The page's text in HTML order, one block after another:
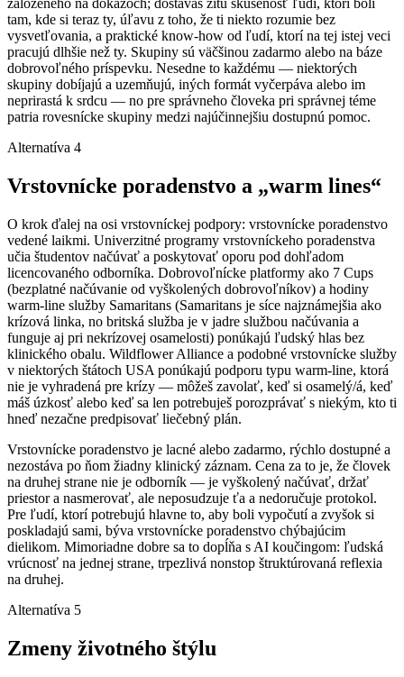
založeného na dôkazoch; dostávaš žitú skúsenosť ľudí, ktorí boli
tam, kde si teraz ty, úľavu z toho, že ti niekto rozumie bez
vysvetľovania, a praktické know-how od ľudí, ktorí na tej istej veci
pracujú dlhšie než ty. Skupiny sú väčšinou zadarmo alebo na báze
dobrovoľného príspevku. Nesedne to každému — niektorých
skupiny dobíjajú a uzemňujú, iných formát vyčerpáva alebo im
neprirastá k srdcu — no pre správneho človeka pri správnej téme
patria rovesnícke skupiny medzi najúčinnejšiu dostupnú pomoc.
Alternatíva 4
Vrstovnícke poradenstvo a „warm lines“
O krok ďalej na osi vrstovníckej podpory: vrstovnícke poradenstvo
vedené laikmi. Univerzitné programy vrstovníckeho poradenstva
učia študentov načúvať a poskytovať oporu pod dohľadom
licencovaného odborníka. Dobrovoľnícke platformy ako 7 Cups
(bezplatné načúvanie od vyškolených dobrovoľníkov) a hodiny
warm-line služby Samaritans (Samaritans je síce najznámejšia ako
krízová linka, no britská služba je v jadre službou načúvania a
funguje aj pri nekrízovej osamelosti) ponúkajú ľudský hlas bez
klinického obalu. Wildflower Alliance a podobné vrstovnícke služby
v niektorých štátoch USA ponúkajú podporu typu warm-line, ktorá
nie je vyhradená pre krízy — môžeš zavolať, keď si osamelý/á, keď
máš úzkosť alebo keď sa len potrebuješ porozprávať s niekým, kto ti
hneď nezačne predpisovať liečebný plán.
Vrstovnícke poradenstvo je lacné alebo zadarmo, rýchlo dostupné a
nezostáva po ňom žiadny klinický záznam. Cena za to je, že človek
na druhej strane nie je odborník — je vyškolený načúvať, držať
priestor a nasmerovať, ale neposudzuje ťa a nedoručuje protokol.
Pre ľudí, ktorí potrebujú hlavne to, aby boli vypočutí a zvyšok si
poskladajú sami, býva vrstovnícke poradenstvo chýbajúcim
dielikom. Mimoriadne dobre sa to dopĺňa s AI koučingom: ľudská
vrúcnosť na jednej strane, trpezlivá nonstop štruktúrovaná reflexia
na druhej.
Alternatíva 5
Zmeny životného štýlu